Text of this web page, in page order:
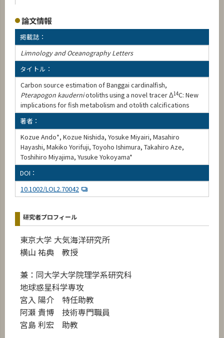
論文情報
掲載誌：
Limnology and Oceanography Letters
タイトル：
Carbon source estimation of Banggai cardinalfish,
Pterapogon kauderniotoliths using a novel tracer Δ14C: New
implications for fish metabolism and otolith calcifications
著者：
Kozue Ando*, Kozue Nishida, Yosuke Miyairi, Masahiro
Hayashi, Makiko Yorifuji, Toyoho Ishimura, Takahiro Aze,
Toshihiro Miyajima, Yusuke Yokoyama*
DOI：
10.1002/LOL2.70042
研究者プロフィール
東京大学 大気海洋研究所
横山 祐典 教授
兼：同大学大学院理学系研究科
地球惑星科学専攻
宮入 陽介 特任助教
阿瀬 貴博 技術専門職員
宮島 利宏 助教